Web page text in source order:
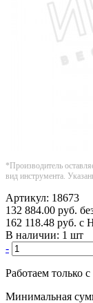
*Производитель
вид инструмента.
Артикул: 18673
132 884.00 руб.
162 118.48 руб. с
В наличии: 1 шт
-
Работаем только
Минимальная